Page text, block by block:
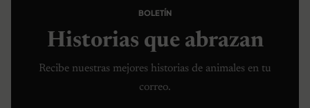
BOLETÍN
Historias que abrazan
Recibe nuestras mejores historias de animales en tu
correo.